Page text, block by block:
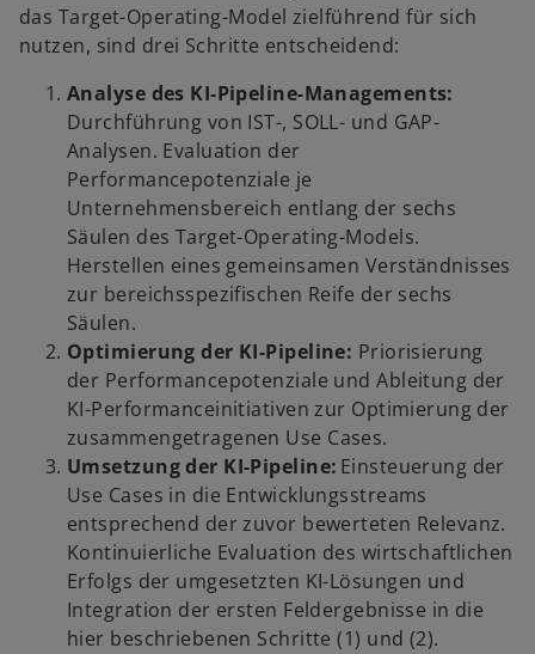
das Target-Operating-Model zielführend für sich
nutzen, sind drei Schritte entscheidend:
Analyse des KI-Pipeline-Managements:
Durchführung von IST-, SOLL- und GAP-
Analysen. Evaluation der
Performancepotenziale je
Unternehmensbereich entlang der sechs
Säulen des Target-Operating-Models.
Herstellen eines gemeinsamen Verständnisses
zur bereichsspezifischen Reife der sechs
Säulen.
Optimierung der KI-Pipeline: Priorisierung
der Performancepotenziale und Ableitung der
KI-Performanceinitiativen zur Optimierung der
zusammengetragenen Use Cases.
Umsetzung der KI-Pipeline: Einsteuerung der
Use Cases in die Entwicklungsstreams
entsprechend der zuvor bewerteten Relevanz.
Kontinuierliche Evaluation des wirtschaftlichen
Erfolgs der umgesetzten KI-Lösungen und
Integration der ersten Feldergebnisse in die
hier beschriebenen Schritte (1) und (2).